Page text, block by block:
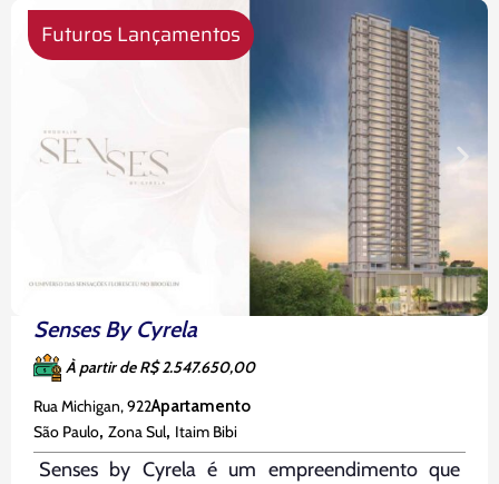
Senses By Cyrela
À partir de R$ 2.547.650,00
Rua Michigan, 922Apartamento
São Paulo, Zona Sul, Itaim Bibi
Senses by Cyrela é um empreendimento que
Futuros Lançamentos